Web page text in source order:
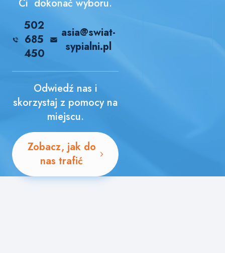
Ci dokonać wyboru.
502
685
450
asia@swiat-
sypialni.pl
Odwiedź nas i
skorzystaj z pomocy na
miejscu.
Zobacz, jak do
nas trafić